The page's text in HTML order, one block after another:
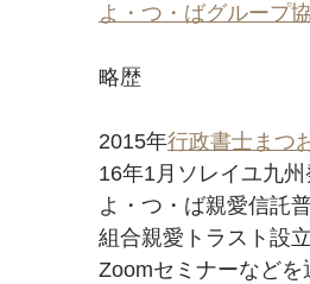
よ・つ・ばグループ
略歴
2015年行政書士まつ
16年1月ソレイユ九州
よ・つ・ば親愛信託
組合親愛トラスト設
Zoomセミナーなど